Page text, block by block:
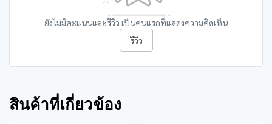
ยังไม่มีคะแนนและรีวิว เป็นคนแรกที่แสดงความคิดเห็น
รีวิว
สินค้าที่เกี่ยวข้อง